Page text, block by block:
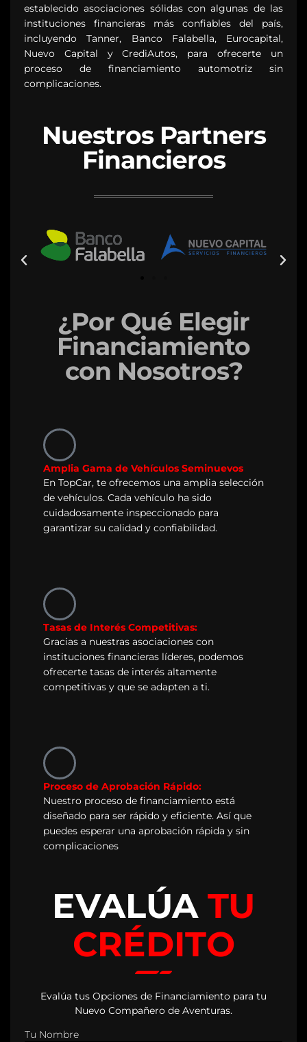
establecido asociaciones sólidas con algunas de las
instituciones financieras más confiables del país,
incluyendo Tanner, Banco Falabella, Eurocapital,
Nuevo Capital y CrediAutos, para ofrecerte un
proceso de financiamiento automotriz sin
complicaciones.
Nuestros Partners
Financieros
¿Por Qué Elegir
Financiamiento
con Nosotros?
Amplia Gama de Vehículos Seminuevos
En TopCar, te ofrecemos una amplia selección
de vehículos. Cada vehículo ha sido
cuidadosamente inspeccionado para
garantizar su calidad y confiabilidad.
Tasas de Interés Competitivas:
Gracias a nuestras asociaciones con
instituciones financieras líderes, podemos
ofrecerte tasas de interés altamente
competitivas y que se adapten a ti.
Proceso de Aprobación Rápido:
Nuestro proceso de financiamiento está
diseñado para ser rápido y eficiente. Así que
puedes esperar una aprobación rápida y sin
complicaciones
EVALÚA TU
CRÉDITO
Evalúa tus Opciones de Financiamiento para tu
Nuevo Compañero de Aventuras.
Tu Nombre